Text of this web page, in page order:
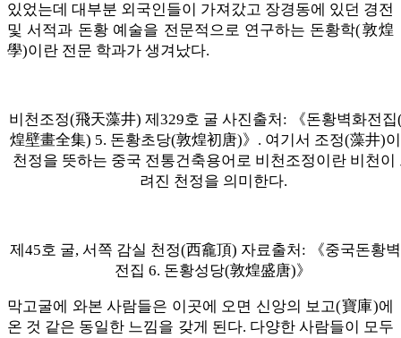
있었는데 대부분 외국인들이 가져갔고 장경동에 있던 경전
및 서적과 돈황 예술을 전문적으로 연구하는 돈황학(敦煌
學)이란 전문 학과가 생겨났다.
비천조정(飛天藻井) 제329호 굴 사진출처: 《돈황벽화전집
煌壁畫全集) 5. 돈황초당(敦煌初唐)》. 여기서 조정(藻井)
천정을 뜻하는 중국 전통건축용어로 비천조정이란 비천이
려진 천정을 의미한다.
제45호 굴, 서쪽 감실 천정(西龕頂) 자료출처: 《중국돈황
전집 6. 돈황성당(敦煌盛唐)》
막고굴에 와본 사람들은 이곳에 오면 신앙의 보고(寶庫)에
온 것 같은 동일한 느낌을 갖게 된다. 다양한 사람들이 모두